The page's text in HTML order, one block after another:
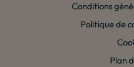
Conditions
Politique de
Plan